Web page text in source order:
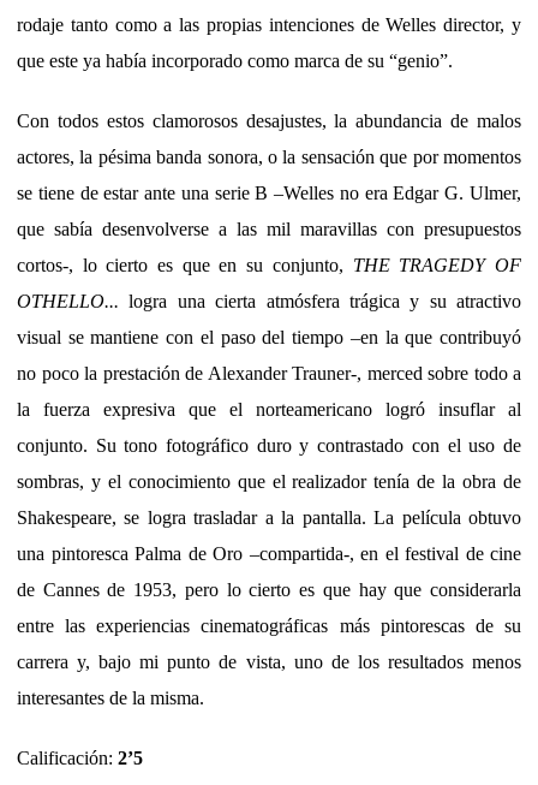
rodaje tanto como a las propias intenciones de Welles director, y
que este ya había incorporado como marca de su “genio”.
Con todos estos clamorosos desajustes, la abundancia de malos
actores, la pésima banda sonora, o la sensación que por momentos
se tiene de estar ante una serie B –Welles no era Edgar G. Ulmer,
que sabía desenvolverse a las mil maravillas con presupuestos
cortos-, lo cierto es que en su conjunto, THE TRAGEDY OF
OTHELLO... logra una cierta atmósfera trágica y su atractivo
visual se mantiene con el paso del tiempo –en la que contribuyó
no poco la prestación de Alexander Trauner-, merced sobre todo a
la fuerza expresiva que el norteamericano logró insuflar al
conjunto. Su tono fotográfico duro y contrastado con el uso de
sombras, y el conocimiento que el realizador tenía de la obra de
Shakespeare, se logra trasladar a la pantalla. La película obtuvo
una pintoresca Palma de Oro –compartida-, en el festival de cine
de Cannes de 1953, pero lo cierto es que hay que considerarla
entre las experiencias cinematográficas más pintorescas de su
carrera y, bajo mi punto de vista, uno de los resultados menos
interesantes de la misma.
Calificación: 2’5